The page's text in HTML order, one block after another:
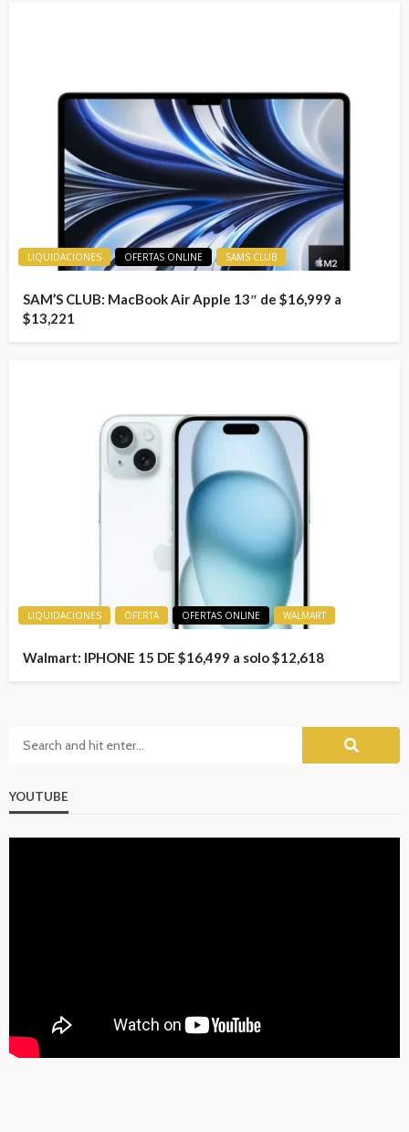
LIQUIDACIONES OFERTAS ONLINE SAMS CLUB
SAM’S CLUB: MacBook Air Apple 13″ de $16,999 a
$13,221
LIQUIDACIONES OFERTA OFERTAS ONLINE WALMART
Walmart: IPHONE 15 DE $16,499 a solo $12,618
YOUTUBE